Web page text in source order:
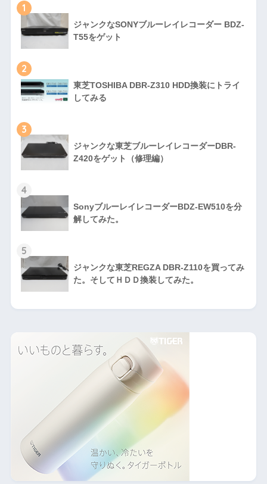
1
ジャンクなSONYブルーレイレコーダー BDZ-
T55をゲット
2
東芝TOSHIBA DBR-Z310 HDD換装にトライ
してみる
3
ジャンクな東芝ブルーレイレコーダーDBR-
Z420をゲット（修理編）
4
SonyブルーレイレコーダーBDZ-EW510を分
解してみた。
5
ジャンクな東芝REGZA DBR-Z110を買ってみ
た。そしてＨＤＤ換装してみた。